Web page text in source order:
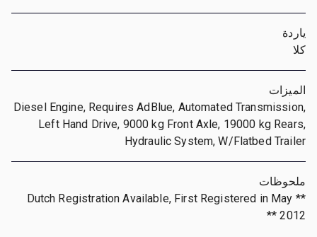
ياردة
كلا
الميزات
Diesel Engine, Requires AdBlue, Automated Transmission,
Left Hand Drive, 9000 kg Front Axle, 19000 kg Rears,
Hydraulic System, W/Flatbed Trailer
ملحوظات
** Dutch Registration Available, First Registered in May
2012 **